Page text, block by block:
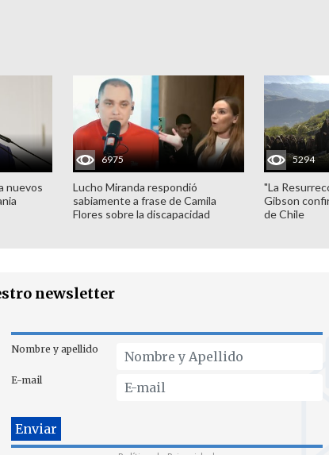
nuevos
6975
Lucho Miranda respondió
sabiamente a frase de Camila
Flores sobre la discapacidad
5294
"La
Gibson
de Chile
newsletter
Nombre y apellido
E-mail